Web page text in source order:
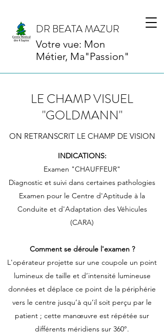
DR BEATA MAZUR
Votre vue: Mon
Métier, Ma"Passion"
LE CHAMP VISUEL
"GOLDMANN"
ON RETRANSCRIT LE CHAMP DE VISION
INDICATIONS:
Examen "CHAUFFEUR"
Diagnostic et suivi dans certaines pathologies
Examen pour le Centre d'Aptitude à la
Conduite et d'Adaptation des Véhicules
(CARA)
Comment se déroule l'examen ?
L'opérateur projette sur une coupole un point
lumineux de taille et d’intensité lumineuse
données et déplace ce point de la périphérie
vers le centre jusqu’à qu’il soit perçu par le
patient ; cette manœuvre est répétée sur
différents méridiens sur 360°.